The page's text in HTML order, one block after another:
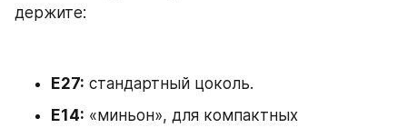
держите:
E27: стандартный цоколь.
E14: «миньон», для компактных